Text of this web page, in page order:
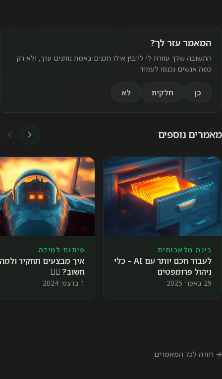
המאמר עזר לך?
התשובה שלך עוזרת לי להבין אילו תכנים באמת נותנים ערך, ולא רק
כמה אנשים נכנסו לעמוד.
כן חלקית לא
מאמרים נוספים
בינה מלאכותית
לעבוד חכם יותר עם AI – כלי
ניהול פרומפטים
29 באפר׳ 2025
פיתוח למידה
איך מבצעים תחקיר
חשוב? 🕵️‍♀️
1 בדצמ׳ 2024
→ חזרה לכל המאמרים